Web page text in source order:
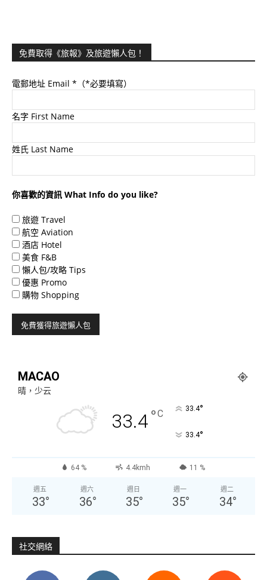
免費取得《旅報》及旅遊懶人包！
電郵地址 Email *（*必要填寫）
名字 First Name
姓氏 Last Name
你喜歡的資訊 What Info do you like?
旅遊 Travel
航空 Aviation
酒店 Hotel
美食 F&B
懶人包/攻略 Tips
優惠 Promo
購物 Shopping
MACAO
晴，少云
33.4°C 33.4°
33.4°
64 % 4.4kmh 11 %
週五
33°
週六
36°
週日
35°
週一
35°
週二
34°
社交網絡